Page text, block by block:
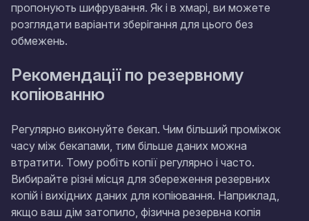
пропонують шифрування. Як і в хмарі, ви можете
розглядати варіанти зберігання для цього без
обмежень.
Рекомендації по резервному
копіюванню
Регулярно виконуйте бекап. Чим більший проміжок
часу між бекапами, тим більше даних можна
втратити. Тому робіть копії регулярно і часто.
Вибирайте різні місця для збереження резервних
копій і вихідних даних для копіювання. Наприклад,
якщо ваш дім затопило, фізична резервна копія